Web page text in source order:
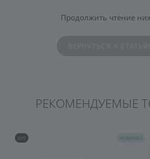
Продолжить чтение
РЕКОМЕНДУЕМЫЕ
ХИТ НОВИНКА